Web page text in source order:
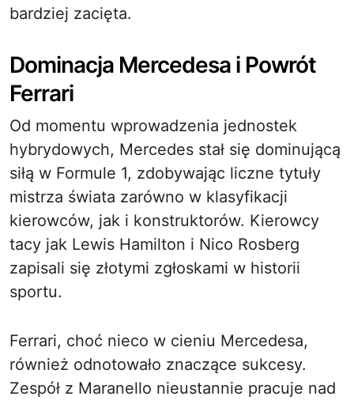
bardziej zacięta.
Dominacja Mercedesa i Powrót
Ferrari
Od momentu wprowadzenia jednostek
hybrydowych, Mercedes stał się dominującą
siłą w Formule 1, zdobywając liczne tytuły
mistrza świata zarówno w klasyfikacji
kierowców, jak i konstruktorów. Kierowcy
tacy jak Lewis Hamilton i Nico Rosberg
zapisali się złotymi zgłoskami w historii
sportu.
Ferrari, choć nieco w cieniu Mercedesa,
również odnotowało znaczące sukcesy.
Zespół z Maranello nieustannie pracuje nad